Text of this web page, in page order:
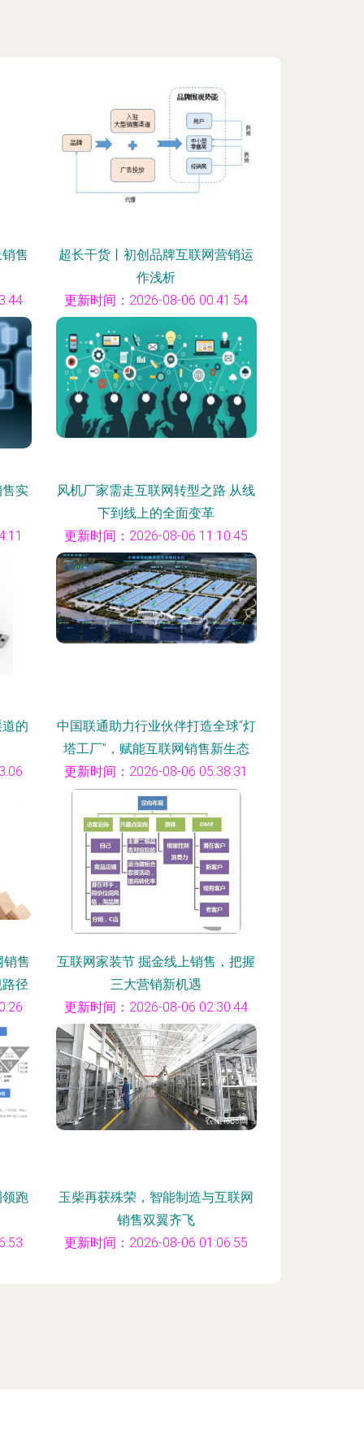
售
超长干货丨初创品牌互联网营销运
作浅析
更新时间：2026-08-06 00:41:54
实
风机厂家需走互联网转型之路 从线
下到线上的全面变革
更新时间：2026-08-06 11:10:45
的
中国联通助力行业伙伴打造全球“灯
塔工厂”，赋能互联网销售新生态
更新时间：2026-08-06 05:38:31
售
径
互联网家装节 掘金线上销售，把握
三大营销新机遇
更新时间：2026-08-06 02:30:44
跑
玉柴再获殊荣，智能制造与互联网
销售双翼齐飞
更新时间：2026-08-06 01:06:55